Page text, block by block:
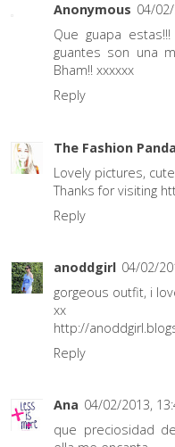
Anonymous 04/
Que guapa
guantes son una
Bham!! xxxxxx
Reply
The Fashion Panda
Lovely pictures,
Thanks for visiting
Reply
anoddgirl 04/02/
gorgeous outfit, i
xx
http://
Reply
Ana 04/02/2013,
que preciosidad